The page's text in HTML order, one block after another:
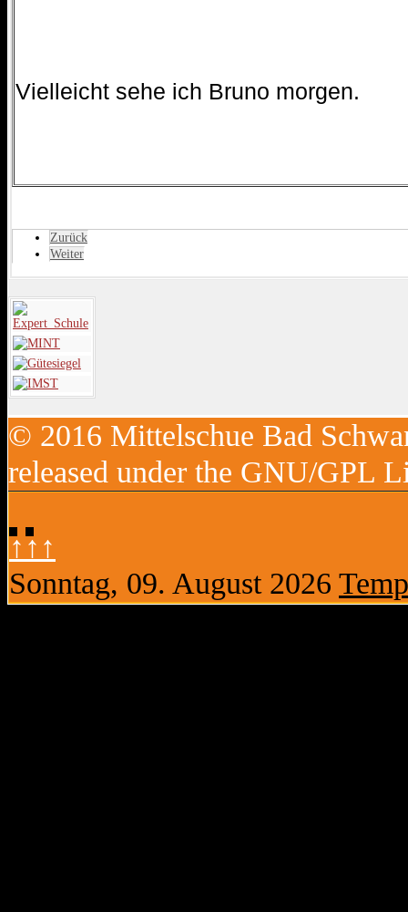
Vielleicht sehe ich Bruno morgen.
Zurück
Weiter
© 2016 Mittelschue Bad
released under the GNU/GPL
↑↑↑
Sonntag, 09. August 2026